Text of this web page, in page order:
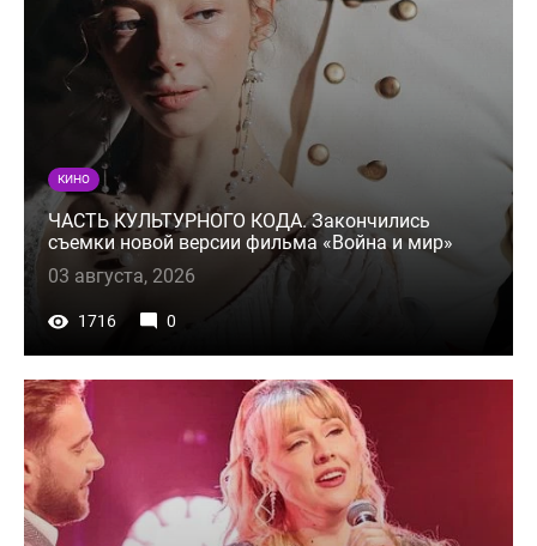
КИНО
ЧАСТЬ КУЛЬТУРНОГО КОДА. Закончились
съемки новой версии фильма «Война и мир»
03 августа, 2026
1716 0